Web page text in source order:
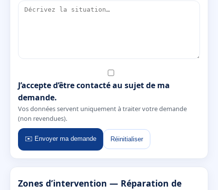
J’accepte d’être contacté au sujet de ma
demande.
Vos données servent uniquement à traiter votre demande
(non revendues).
✉️ Envoyer ma demande Réinitialiser
Zones d’intervention — Réparation de